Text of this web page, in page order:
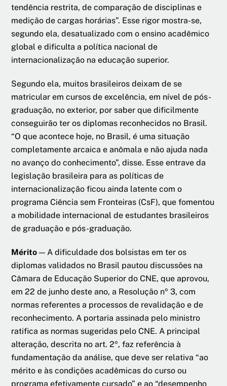
tendência restrita, de comparação de disciplinas e
medição de cargas horárias”. Esse rigor mostra-se,
segundo ela, desatualizado com o ensino acadêmico
global e dificulta a política nacional de
internacionalização na educação superior.
Segundo ela, muitos brasileiros deixam de se
matricular em cursos de excelência, em nível de pós-
graduação, no exterior, por saber que dificilmente
conseguirão ter os diplomas reconhecidos no Brasil.
“O que acontece hoje, no Brasil, é uma situação
completamente arcaica e anômala e não ajuda nada
no avanço do conhecimento”, disse. Esse entrave da
legislação brasileira para as políticas de
internacionalização ficou ainda latente com o
programa Ciência sem Fronteiras (CsF), que fomentou
a mobilidade internacional de estudantes brasileiros
de graduação e pós-graduação.
Mérito — A dificuldade dos bolsistas em ter os
diplomas validados no Brasil pautou discussões na
Câmara de Educação Superior do CNE, que aprovou,
em 22 de junho deste ano, a Resolução nº 3, com
normas referentes a processos de revalidação e de
reconhecimento. A portaria assinada pelo ministro
ratifica as normas sugeridas pelo CNE. A principal
alteração, descrita no art. 2º, faz referência à
fundamentação da análise, que deve ser relativa “ao
mérito e às condições acadêmicas do curso ou
programa efetivamente cursado” e ao “desempenho